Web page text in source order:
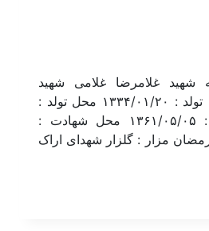
شهید غلامرضا غلامی شهید
غلامرضا غلامی تاریخ تولد : ۱۳۳۴/۰۱/۲۰ محل تولد :
اراک تاریخ شهادت : ۱۳۶۱/۰۵/۰۵ محل شهادت :
مزار : گلزار شهدای اراک